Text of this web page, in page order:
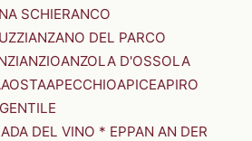
SCHIERANCO
ANZANO DEL PARCO
ANZIOANZOLA D'OSSOLA
AOSTAAPECCHIOAPICEAPIRO
DEL VINO * EPPAN AN DER